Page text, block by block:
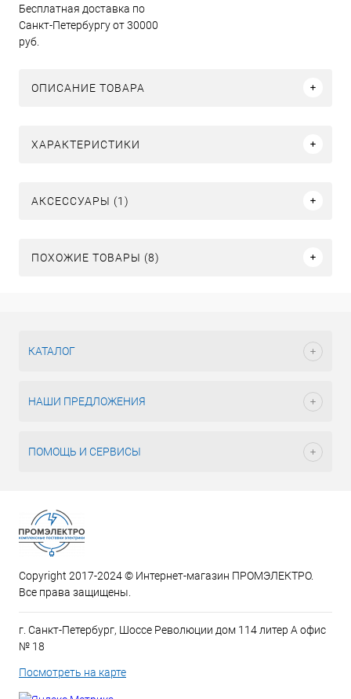
Бесплатная доставка по
Санкт-Петербургу от 30000
руб.
ОПИСАНИЕ ТОВАРА
ХАРАКТЕРИСТИКИ
АКСЕССУАРЫ (1)
ПОХОЖИЕ ТОВАРЫ (8)
КАТАЛОГ
НАШИ ПРЕДЛОЖЕНИЯ
ПОМОЩЬ И СЕРВИСЫ
Copyright 2017-2024 © Интернет-магазин ПРОМЭЛЕКТРО.
Все права защищены.
г. Санкт-Петербург, Шоссе Революции дом 114 литер А офис
№ 18
Посмотреть на карте